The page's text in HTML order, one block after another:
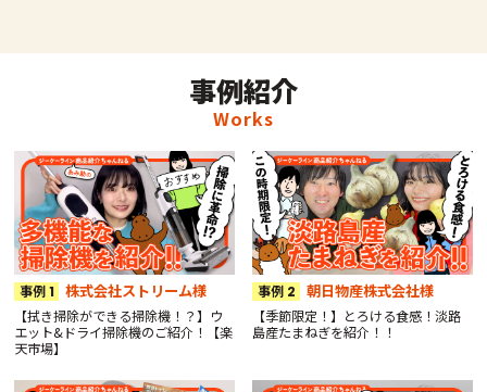
事例紹介
Works
事例 株式会社ストリーム様
【拭き掃除ができる掃除機！？】ウ
エット&ドライ掃除機のご紹介！【楽
天市場】
事例 朝日物産株式会社様
【季節限定！】とろける食感！淡路
島産たまねぎを紹介！！